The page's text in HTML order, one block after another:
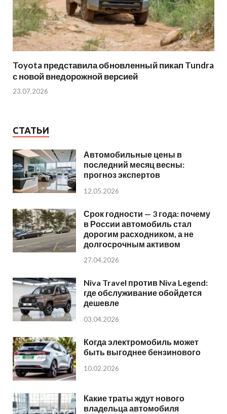
Toyota представила обновленный пикап Tundra
с новой внедорожной версией
23.07.2026
СТАТЬИ
Автомобильные цены в
последний месяц весны:
прогноз экспертов
12.05.2026
Срок годности — 3 года: почему
в России автомобиль стал
дорогим расходником, а не
долгосрочным активом
27.04.2026
Niva Travel против Niva Legend:
где обслуживание обойдется
дешевле
03.04.2026
Когда электромобиль может
быть выгоднее бензинового
10.02.2026
Какие траты ждут нового
владельца автомобиля